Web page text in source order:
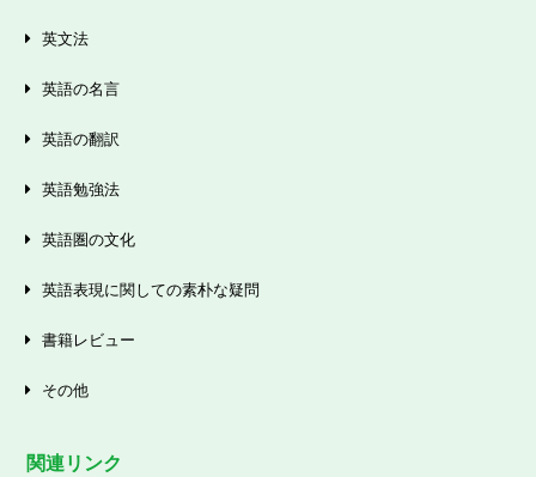
英文法
英語の名言
英語の翻訳
英語勉強法
英語圏の文化
英語表現に関しての素朴な疑問
書籍レビュー
その他
関連リンク